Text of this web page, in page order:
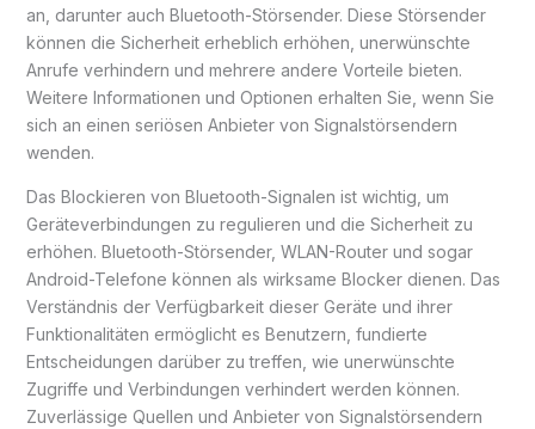
an, darunter auch Bluetooth-Störsender. Diese Störsender
können die Sicherheit erheblich erhöhen, unerwünschte
Anrufe verhindern und mehrere andere Vorteile bieten.
Weitere Informationen und Optionen erhalten Sie, wenn Sie
sich an einen seriösen Anbieter von Signalstörsendern
wenden.
Das Blockieren von Bluetooth-Signalen ist wichtig, um
Geräteverbindungen zu regulieren und die Sicherheit zu
erhöhen. Bluetooth-Störsender, WLAN-Router und sogar
Android-Telefone können als wirksame Blocker dienen. Das
Verständnis der Verfügbarkeit dieser Geräte und ihrer
Funktionalitäten ermöglicht es Benutzern, fundierte
Entscheidungen darüber zu treffen, wie unerwünschte
Zugriffe und Verbindungen verhindert werden können.
Zuverlässige Quellen und Anbieter von Signalstörsendern